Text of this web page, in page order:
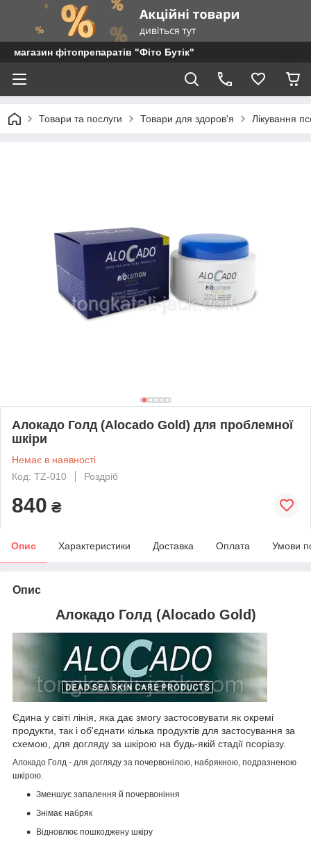
магазин фітопрепаратів "Фіто Бутік"
Товари та послуги Товари для здоров'я Лікування
Алокадо Голд (Alocado Gold) для проблемної
шкіри
Немає в наявності
Код: TZ-010
Роздріб
840 ₴
Опис Характеристики Доставка Оплата Умови
Опис
Алокадо Голд (Alocado Gold)
Єдина у світі лінія, яка дає змогу застосовувати як окремі
продукти, так і об'єднати кілька продуктів для застосування за
схемою, для догляду за шкірою на будь-якій стадії псоріазу.
Aлокадо Голд - для догляду за почервонілою, набрякною, подразненою
шкірою.
Зменшує запалення й почервоніння
Знімає набряк
Відновлює пошкоджену шкіру